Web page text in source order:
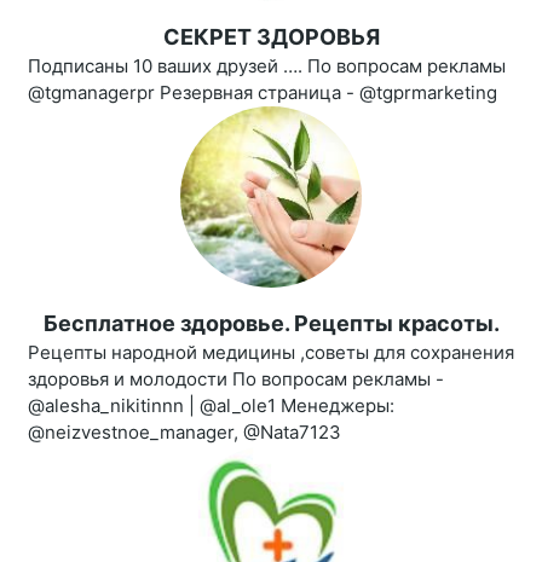
СЕКРЕТ ЗДОРОВЬЯ
Подписаны 10 ваших друзей …. По вопросам рекламы
@tgmanagerpr Резервная страница - @tgprmarketing
Бесплатное здоровье. Рецепты красоты.
Рецепты народной медицины ,советы для сохранения
здоровья и молодости По вопросам рекламы -
@alesha_nikitinnn | @al_ole1 Менеджеры:
@neizvestnoe_manager, @Nata7123